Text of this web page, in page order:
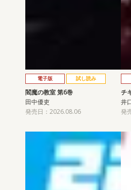
電子版 試し読み
閻魔の教室 第6巻
田中優吏
発売日：2026.08.06
チ
井
発